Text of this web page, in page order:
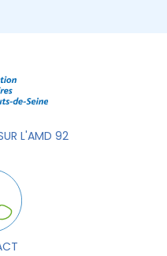
L'AMD 92